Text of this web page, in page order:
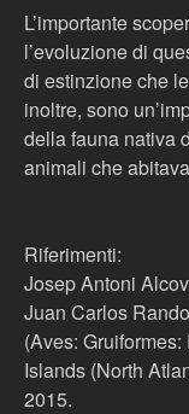
L’importante
l’evoluzione di
di estinzione che
inoltre, sono
della fauna nativa
animali che
Riferimenti:
Josep Antoni
Juan Carlos
(Aves:
Islands (North
2015.